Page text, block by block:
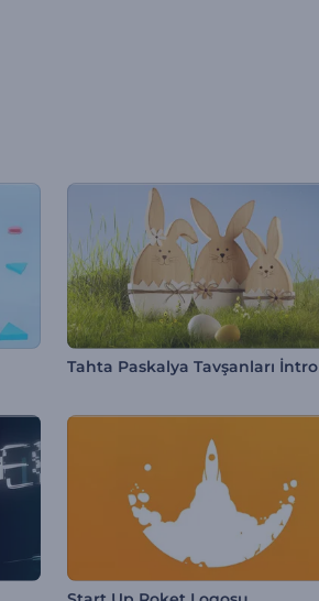
Tahta Paskalya Tavşanları İntro